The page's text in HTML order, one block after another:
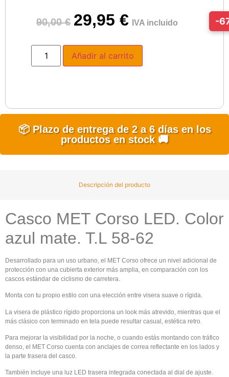
90,00€ 29,95 € IVA incluido -
Añadir al carrito
📦 Plazo de entrega de 2 a 6 días en los
productos en stock 🚚
Descripción del producto
Casco MET Corso LED. Color
azul mate. T.​L 58-​62
Desarrollado para un uso urbano, el MET Corso ofrece un nivel adicional de
protección con una cubierta exterior más amplia, en comparación con los
cascos estándar de ciclismo de carretera.
Monta con tu propio estilo con una elección entre visera suave o rígida.
La visera de plástico rígido proporciona un look más atrevido, mientras que el
más clásico con terminado en tela puede resultar casual, estética retro.
Para mejorar la visibilidad por la noche, o cuando estás montando con tráfico
denso, el MET Corso cuenta con anclajes de correa reflectante en los lados y
la parte trasera del casco.
También incluye una luz LED trasera integrada conectada al dial de ajuste.